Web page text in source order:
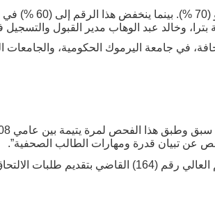
الحد الأدنى لقبول
وخالد عبد الوهاب مدير القبول والتسجيل
في جامعة اليرموك الحكومية، والجامعات
عن تبيان قدرة ومهارات الطالب الصحفية”.
اعتمدت تلك الآلية لعام واحد بموجب قرار مجلس التعليم